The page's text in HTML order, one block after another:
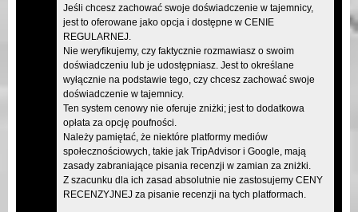
Jeśli chcesz zachować swoje doświadczenie w tajemnicy,
jest to oferowane jako opcja i dostępne w CENIE
REGULARNEJ.
Nie weryfikujemy, czy faktycznie rozmawiasz o swoim
doświadczeniu lub je udostępniasz. Jest to określane
wyłącznie na podstawie tego, czy chcesz zachować swoje
doświadczenie w tajemnicy.
Ten system cenowy nie oferuje zniżki; jest to dodatkowa
opłata za opcję poufności.
Należy pamiętać, że niektóre platformy mediów
społecznościowych, takie jak TripAdvisor i Google, mają
zasady zabraniające pisania recenzji w zamian za zniżki.
Z szacunku dla ich zasad absolutnie nie zastosujemy CENY
RECENZYJNEJ za pisanie recenzji na tych platformach.